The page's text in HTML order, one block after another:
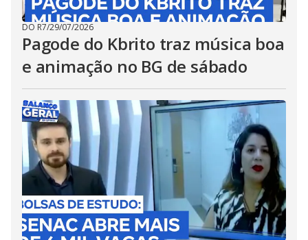
DO R7/29/07/2026
Pagode do Kbrito traz música boa
e animação no BG de sábado